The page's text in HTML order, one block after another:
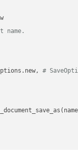
name.
#